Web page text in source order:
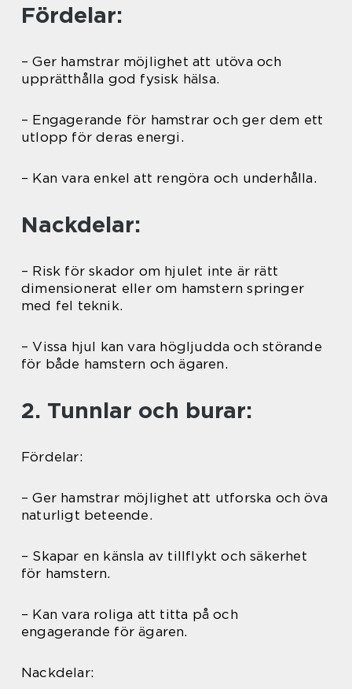
Fördelar:
– Ger hamstrar möjlighet att utöva och
upprätthålla god fysisk hälsa.
– Engagerande för hamstrar och ger dem ett
utlopp för deras energi.
– Kan vara enkel att rengöra och underhålla.
Nackdelar:
– Risk för skador om hjulet inte är rätt
dimensionerat eller om hamstern springer
med fel teknik.
– Vissa hjul kan vara högljudda och störande
för både hamstern och ägaren.
2. Tunnlar och burar:
Fördelar:
– Ger hamstrar möjlighet att utforska och öva
naturligt beteende.
– Skapar en känsla av tillflykt och säkerhet
för hamstern.
– Kan vara roliga att titta på och
engagerande för ägaren.
Nackdelar: